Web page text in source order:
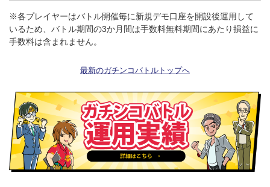
※各プレイヤーはバトル開催毎に新規デモ口座を開設後運用して
いるため、バトル期間の3か月間は手数料無料期間にあたり損益に
手数料は含まれません。
最新のガチンコバトルトップへ